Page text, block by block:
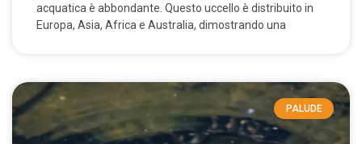
acquatica è abbondante. Questo uccello è distribuito in
Europa, Asia, Africa e Australia, dimostrando una
PALUDE